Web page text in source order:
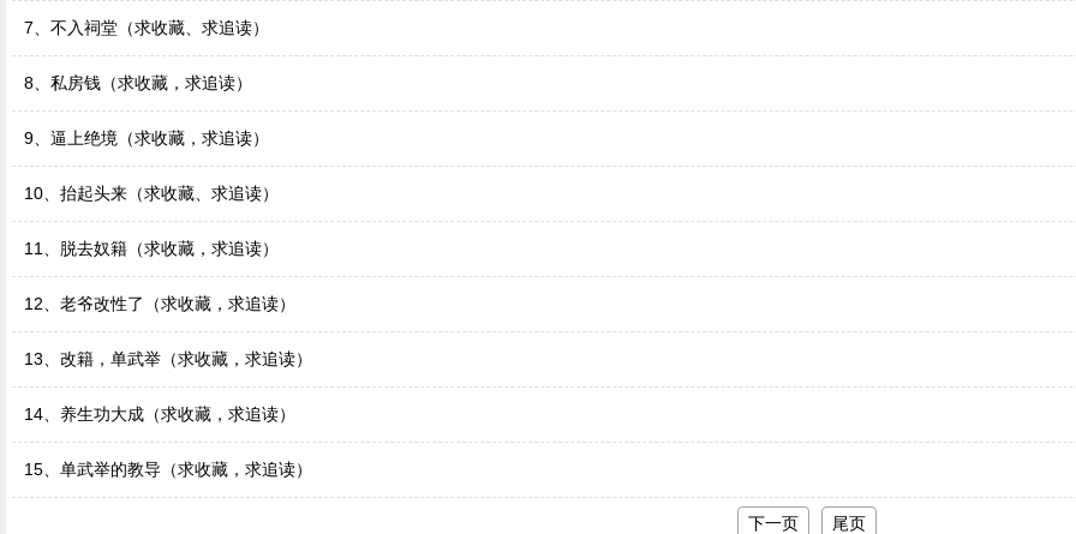
7、不入祠堂（求收藏、求追读）
8、私房钱（求收藏，求追读）
9、逼上绝境（求收藏，求追读）
10、抬起头来（求收藏、求追读）
11、脱去奴籍（求收藏，求追读）
12、老爷改性了（求收藏，求追读）
13、改籍，单武举（求收藏，求追读）
14、养生功大成（求收藏，求追读）
15、单武举的教导（求收藏，求追读）
下一页 尾页